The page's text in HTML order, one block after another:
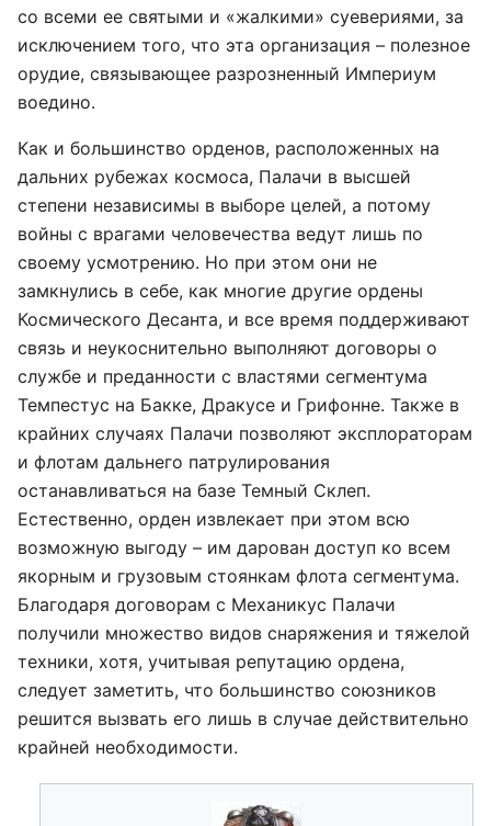
со всеми ее святыми и «жалкими» суевериями, за
исключением того, что эта организация – полезное
орудие, связывающее разрозненный Империум
воедино.
Как и большинство орденов, расположенных на
дальних рубежах космоса, Палачи в высшей
степени независимы в выборе целей, а потому
войны с врагами человечества ведут лишь по
своему усмотрению. Но при этом они не
замкнулись в себе, как многие другие ордены
Космического Десанта, и все время поддерживают
связь и неукоснительно выполняют договоры о
службе и преданности с властями сегментума
Темпестус на Бакке, Дракусе и Грифонне. Также в
крайних случаях Палачи позволяют эксплораторам
и флотам дальнего патрулирования
останавливаться на базе Темный Склеп.
Естественно, орден извлекает при этом всю
возможную выгоду – им дарован доступ ко всем
якорным и грузовым стоянкам флота сегментума.
Благодаря договорам с Механикус Палачи
получили множество видов снаряжения и тяжелой
техники, хотя, учитывая репутацию ордена,
следует заметить, что большинство союзников
решится вызвать его лишь в случае действительно
крайней необходимости.